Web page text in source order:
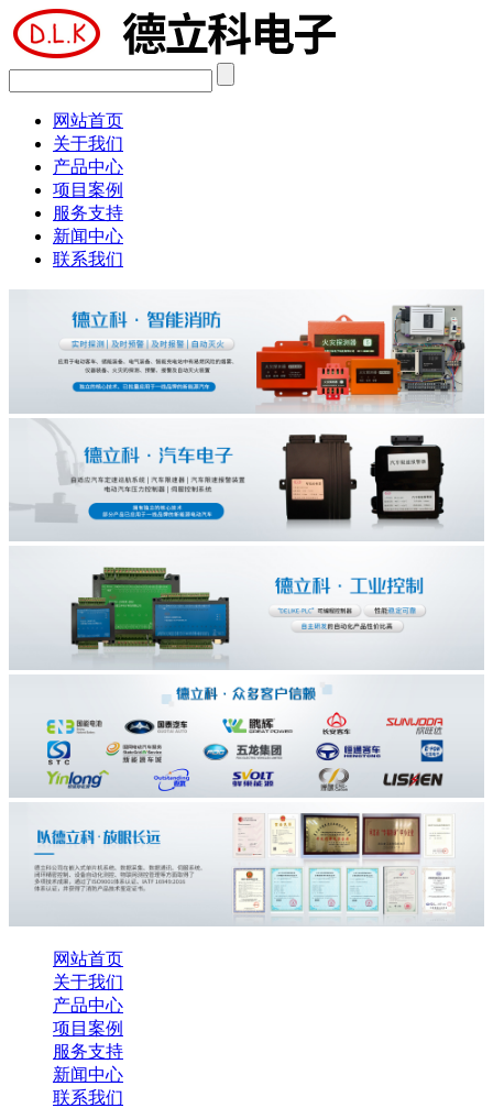
网站首页
关于我们
产品中心
项目案例
服务支持
新闻中心
联系我们
网站首页
关于我们
产品中心
项目案例
服务支持
新闻中心
联系我们